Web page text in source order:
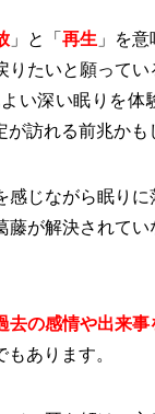
」と「 再生 」を
りたいと願ってい
い深い眠りを体
訪れる前兆かも
感じながら眠り
藤が解決されて
去の感情や出来
あります。